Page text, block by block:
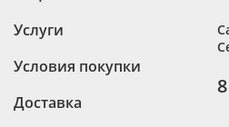
Услуги
Условия покупки
Доставка